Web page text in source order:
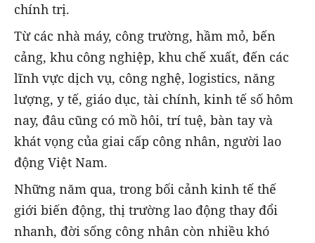
chính trị.
Từ các nhà máy, công trường, hầm mỏ, bến
cảng, khu công nghiệp, khu chế xuất, đến các
lĩnh vực dịch vụ, công nghệ, logistics, năng
lượng, y tế, giáo dục, tài chính, kinh tế số hôm
nay, đâu cũng có mồ hôi, trí tuệ, bàn tay và
khát vọng của giai cấp công nhân, người lao
động Việt Nam.
Những năm qua, trong bối cảnh kinh tế thế
giới biến động, thị trường lao động thay đổi
nhanh, đời sống công nhân còn nhiều khó